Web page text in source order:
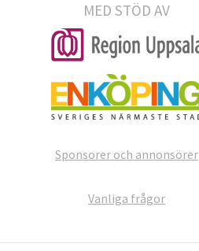
MED STÖD AV
Sponsorer och annonsörer
Vanliga frågor